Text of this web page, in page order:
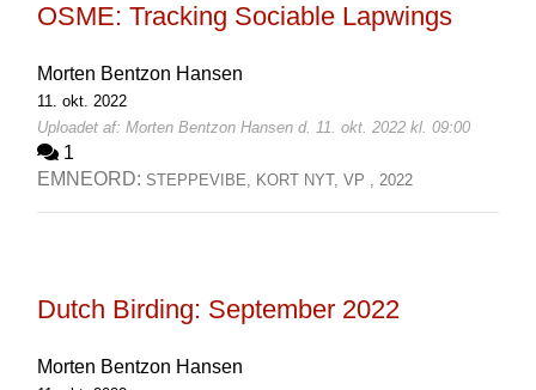
OSME: Tracking Sociable Lapwings
Morten Bentzon Hansen
11. okt. 2022
Uploadet af: Morten Bentzon Hansen d. 11. okt. 2022 kl. 09:00
1
EMNEORD: STEPPEVIBE, KORT NYT, VP , 2022
Dutch Birding: September 2022
Morten Bentzon Hansen